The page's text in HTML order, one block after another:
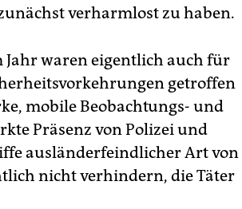
verharmlost zu haben.
Jahr waren eigentlich auch für
getroffen
mobile Beobachtungs- und
Präsenz von Polizei und
ausländerfeindlicher Art von
nicht verhindern, die Täter